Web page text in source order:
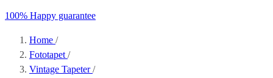
100% Happy guarantee
Home /
Fototapet /
Vintage Tapeter/